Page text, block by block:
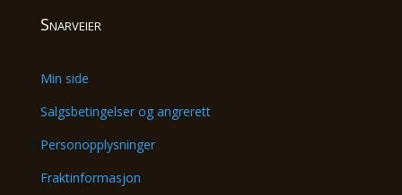
Snarveier
Min side
Salgsbetingelser og angrerett
Personopplysninger
Fraktinformasjon